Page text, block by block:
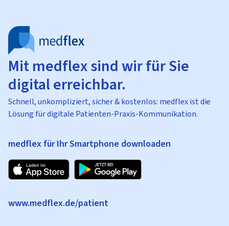
Mit medflex sind wir für Sie
digital erreichbar.
Schnell, unkompliziert, sicher & kostenlos: medflex ist die
Lösung für digitale Patienten-Praxis-Kommunikation.
medflex für Ihr Smartphone downloaden
www.medflex.de/patient